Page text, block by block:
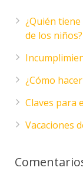
¿Quién
de los niños?
¿Cómo
Claves para
Vacaciones